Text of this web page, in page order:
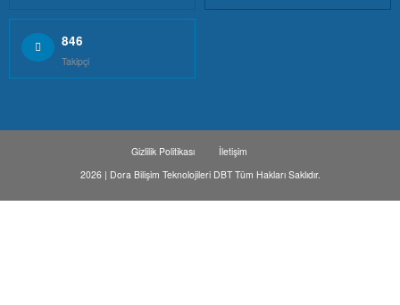
846
Takipçi
Gizlilik Politikası
İletişim
2026 | Dora Bilişim Teknolojileri DBT Tüm Hakları Saklıdır.